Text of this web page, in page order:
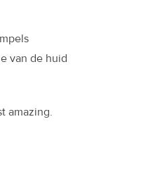
van de huid
amazing.